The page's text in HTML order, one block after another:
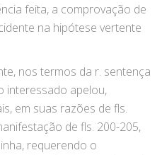
feita, a comprovação de
na hipótese vertente
nos termos da r. sentença
interessado apelou,
em suas razões de fls.
de fls. 200-205,
requerendo o